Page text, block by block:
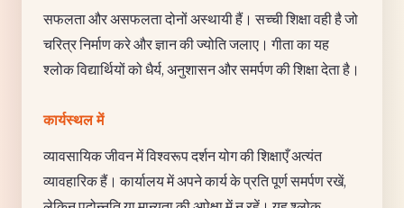
सफलता और असफलता दोनों अस्थायी हैं। सच्ची शिक्षा वही है जो
चरित्र निर्माण करे और ज्ञान की ज्योति जलाए। गीता का यह
श्लोक विद्यार्थियों को धैर्य, अनुशासन और समर्पण की शिक्षा देता है।
कार्यस्थल में
व्यावसायिक जीवन में विश्वरूप दर्शन योग की शिक्षाएँ अत्यंत
व्यावहारिक हैं। कार्यालय में अपने कार्य के प्रति पूर्ण समर्पण रखें,